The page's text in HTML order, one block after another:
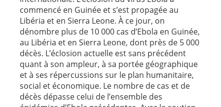
commencé en Guinée et s’est propagée au
Libéria et en Sierra Leone. À ce jour, on
dénombre plus de 10 000 cas d’Ebola en Guinée,
au Libéria et en Sierra Leone, dont près de 5 000
décès. L’éclosion actuelle est sans précédent
quant à son ampleur, à sa portée géographique
et à ses répercussions sur le plan humanitaire,
social et économique. Le nombre de cas et de
décès dépasse celui de l’ensemble des